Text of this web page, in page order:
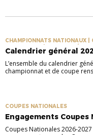
CHAMPIONNATS NATIONAUX |
NATIONALES | COUPES
Calendrier général
L’ensemble du calendrier
championnat et de coupe
COUPES NATIONALES
Engagements Coupes
Coupes Nationales 2026-